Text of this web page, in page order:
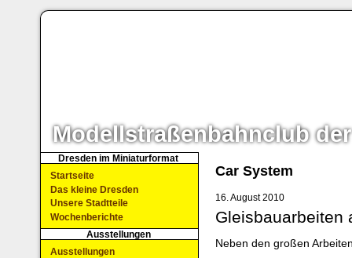
Modellstraßenbahnclub der
Car System
16. August 2010
Gleisbauarbeiten
Neben den großen
Dresden im Miniaturformat
Startseite
Das kleine Dresden
Unsere Stadtteile
Wochenberichte
Ausstellungen
Ausstellungen